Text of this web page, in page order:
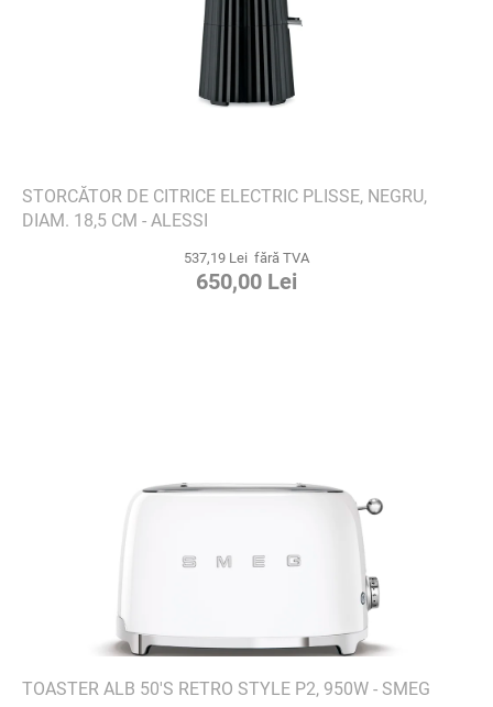
STORCĂTOR DE CITRICE ELECTRIC PLISSE, NEGRU,
DIAM. 18,5 CM - ALESSI
537,19 Lei fără TVA
650,00 Lei
TOASTER ALB 50'S RETRO STYLE P2, 950W - SMEG